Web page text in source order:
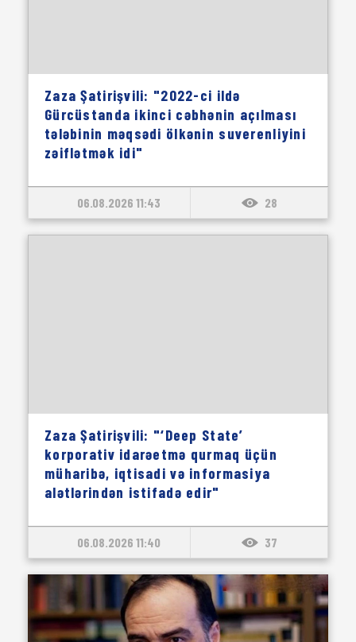
Zaza Şatirişvili: "2022-ci ildə
Gürcüstanda ikinci cəbhənin açılması
tələbinin məqsədi ölkənin suverenliyini
zəiflətmək idi"
06.08.2026 11:43 28
Zaza Şatirişvili: "‘Deep State’
korporativ idarəetmə qurmaq üçün
müharibə, iqtisadi və informasiya
alətlərindən istifadə edir"
06.08.2026 11:40 37